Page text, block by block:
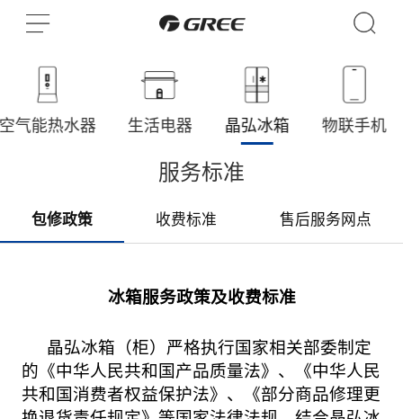
气能热水器 生活电器 晶弘冰箱 物联手机
服务标准
包修政策 收费标准 售后服务网点
冰箱服务政策及收费标准
晶弘冰箱（柜）严格执行国家相关部委制定
的《中华人民共和国产品质量法》、《中华人民
共和国消费者权益保护法》、《部分商品修理更